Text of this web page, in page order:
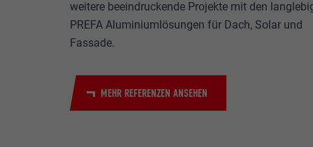
weitere beeindruckende Projekte mit den
PREFA Aluminiumlösungen für Dach, Solar und
Fassade.
MEHR REFERENZEN ANSEHEN
Name